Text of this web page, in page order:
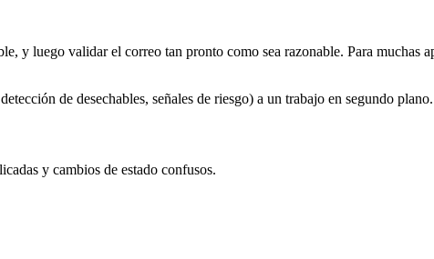
y luego validar el correo tan pronto como sea razonable. Para muchas
de desechables, señales de riesgo) a un trabajo en segundo plano.
y cambios de estado confusos.